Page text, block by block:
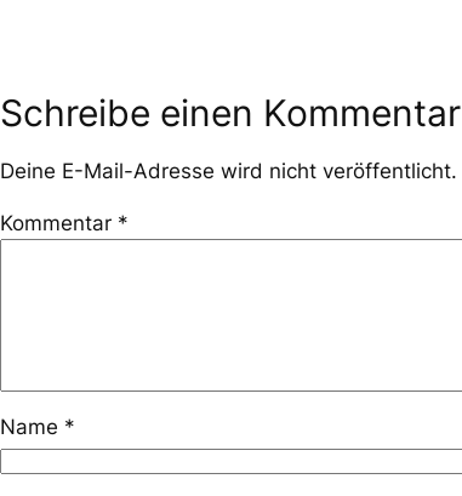
Schreibe einen Kommentar
Deine E-Mail-Adresse wird nicht veröffentlicht.
Kommentar *
Name *